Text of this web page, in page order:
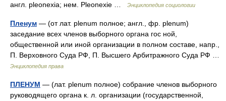
англ. pleonexia; нем. Pleonexie …
Энциклопедия социологии
Пленум — (от лат. plenum полное; англ., фр. plenum)
заседание всех членов выборного органа гос ной,
общественной или иной организации в полном составе, напр.,
П. Верховного Суда РФ, П. Высшего Арбитражного Суда РФ …
Энциклопедия права
ПЛЕНУМ — (лат. plenum полное) собрание членов выборного
руководящего органа к. л. организации (государственной,